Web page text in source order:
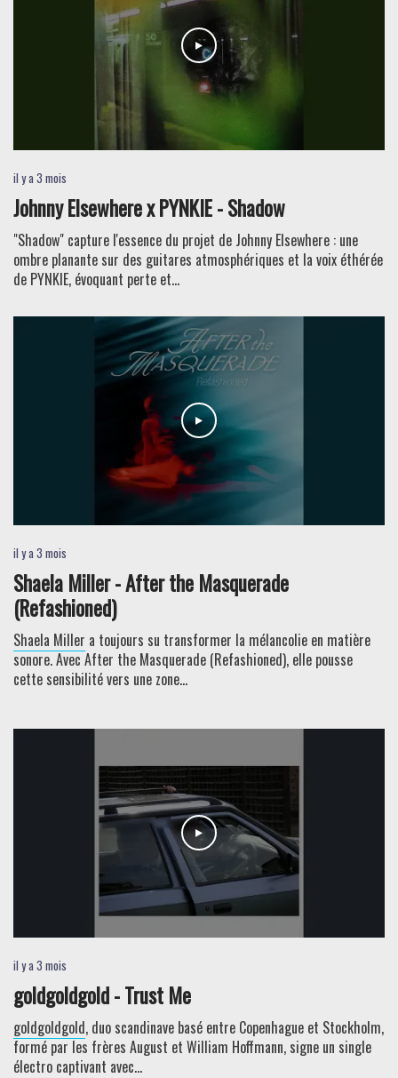
il y a 3 mois
Johnny Elsewhere x PYNKIE - Shadow
"Shadow" capture l'essence du projet de Johnny Elsewhere : une
ombre planante sur des guitares atmosphériques et la voix éthérée
de PYNKIE, évoquant perte et...
il y a 3 mois
Shaela Miller - After the Masquerade
(Refashioned)
Shaela Miller a toujours su transformer la mélancolie en matière
sonore. Avec After the Masquerade (Refashioned), elle pousse
cette sensibilité vers une zone...
il y a 3 mois
goldgoldgold - Trust Me
goldgoldgold, duo scandinave basé entre Copenhague et Stockholm,
formé par les frères August et William Hoffmann, signe un single
électro captivant avec...